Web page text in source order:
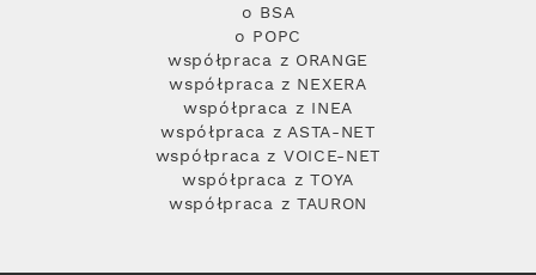
o BSA
o POPC
współpraca z ORANGE
współpraca z NEXERA
współpraca z INEA
współpraca z ASTA-NET
współpraca z VOICE-NET
współpraca z TOYA
współpraca z TAURON